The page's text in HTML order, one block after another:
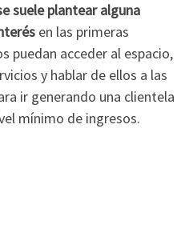
suele plantear alguna
en las primeras
puedan acceder al espacio,
y hablar de ellos a las
ir generando una clientela
mínimo de ingresos.